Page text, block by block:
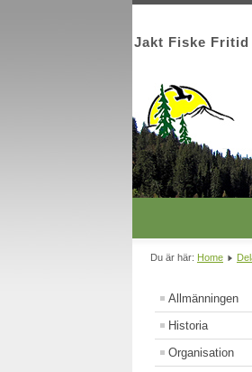
Jakt Fiske
Du är här: Home
Allmänningen
Historia
Organisation